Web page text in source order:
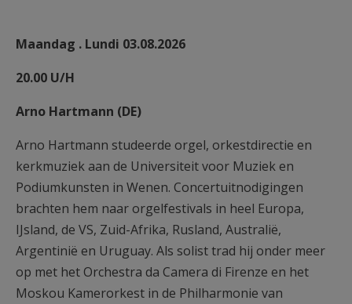
Maandag . Lundi 03.08.2026
20.00 U/H
Arno Hartmann (DE)
Arno Hartmann studeerde orgel, orkestdirectie en
kerkmuziek aan de Universiteit voor Muziek en
Podiumkunsten in Wenen. Concertuitnodigingen
brachten hem naar orgelfestivals in heel Europa,
IJsland, de VS, Zuid-Afrika, Rusland, Australië,
Argentinië en Uruguay. Als solist trad hij onder meer
op met het Orchestra da Camera di Firenze en het
Moskou Kamerorkest in de Philharmonie van